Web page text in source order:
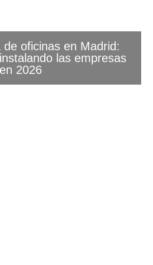
de oficinas en Madrid:
las empresas
en 2026